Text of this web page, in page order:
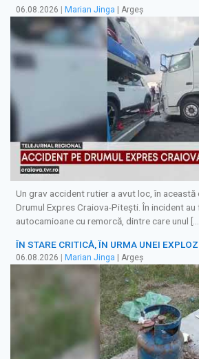
06.08.2026 Marian Jinga | Argeș
Un grav accident rutier a avut loc, în această
Drumul Expres Craiova-Pitești. În incident
autocamioane cu remorcă, dintre care unul
ÎN STARE CRITICĂ, ÎN URMA UNEI
06.08.2026 Marian Jinga | Argeș